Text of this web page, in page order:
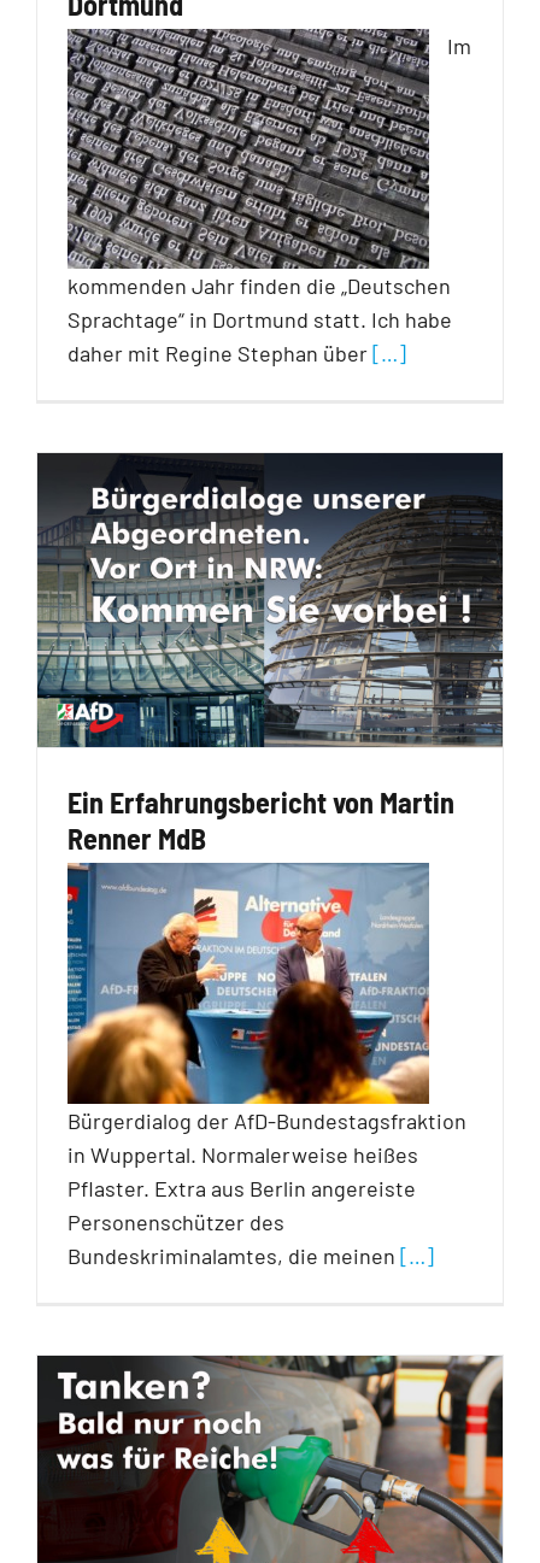
Im
kommenden Jahr finden die „Deutschen
Sprachtage“ in Dortmund statt. Ich habe
daher mit Regine Stephan über[…]
Ein Erfahrungsbericht von Martin
Renner MdB
Bürgerdialog der AfD-Bundestagsfraktion
in Wuppertal. Normalerweise heißes
Pflaster. Extra aus Berlin angereiste
Personenschützer des
Bundeskriminalamtes, die meinen […]